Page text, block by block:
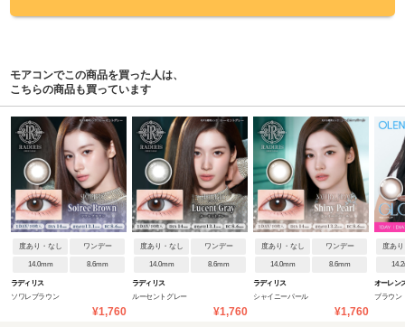
モアコンでこの商品を買った人は、
こちらの商品も買っています
度あり・なし ワンデー
14.0mm 8.6mm
ラディリス
ソワレブラウン
¥1,760
度あり・なし ワンデー
14.0mm 8.6mm
ラディリス
ルーセントグレー
¥1,760
度あり・なし ワンデー
14.0mm 8.6mm
ラディリス
シャイニーパール
¥1,760
度あ
オーレン
ブラウン